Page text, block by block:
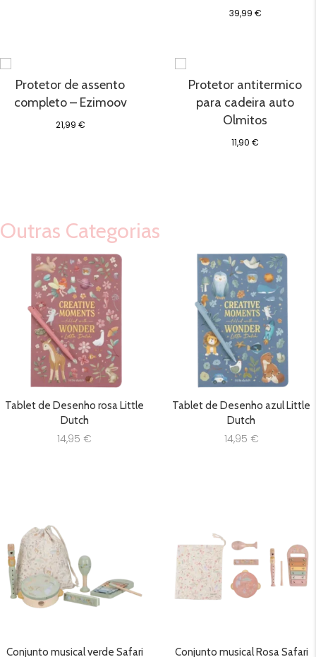
39,99 €
Protetor de assento
completo – Ezimoov
21,99 €
Protetor antitermico
para cadeira auto
Olmitos
11,90€
Outras Categorias
Tablet de Desenho rosa Little
Dutch
14,95 €
Tablet de Desenho azul Little
Dutch
14,95 €
Conjunto musical verde Safari Conjunto musical Rosa Safari